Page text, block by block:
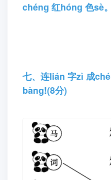
六、给ɡěi 下xià 列
zhènɡ 确què 的de
chénɡ 红hónɡ 色sè